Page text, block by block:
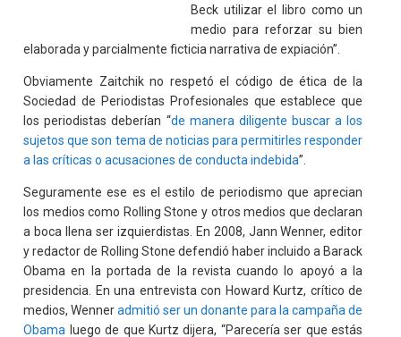
Beck utilizar el libro como un
medio para reforzar su bien
elaborada y parcialmente ficticia narrativa de expiación”.
Obviamente Zaitchik no respetó el código de ética de la
Sociedad de Periodistas Profesionales que establece que
los periodistas deberían “de manera diligente buscar a los
sujetos que son tema de noticias para permitirles responder
a las críticas o acusaciones de conducta indebida”.
Seguramente ese es el estilo de periodismo que aprecian
los medios como Rolling Stone y otros medios que declaran
a boca llena ser izquierdistas. En 2008, Jann Wenner, editor
y redactor de Rolling Stone defendió haber incluido a Barack
Obama en la portada de la revista cuando lo apoyó a la
presidencia. En una entrevista con Howard Kurtz, crítico de
medios, Wenneradmitió ser un donante para la campaña de
Obama luego de que Kurtz dijera, “Parecería ser que estás